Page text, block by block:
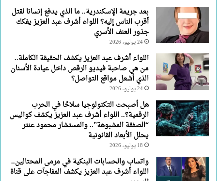
جذور
العنف
الأسري
بعد جريمة الإسكندرية.. ما الذي يدفع إنسانا لقتل
أقرب الناس إليه؟ اللواء أشرف عبد العزيز يفكك
جذور العنف الأسري
24 يوليو، 2026
اللواء أشرف عبد العزيز يكشف الحقيقة الكاملة..
من هي صاحبة فيديو الرقص داخل عيادة الأسنان
الذي أشعل مواقع التواصل؟
24 يوليو، 2026
هل أصبحت التكنولوجيا سلاحًا في الحرب
الرقمية؟.. اللواء أشرف عبد العزيز يكشف كواليس
“الصفقة المشبوهة”.. والمستشار محمود عنتر
يحلل الأبعاد القانونية
18 يوليو، 2026
واتساب والحسابات البنكية في مرمى المحتالين..
اللواء أشرف عبد العزيز يكشف المفاجآت على قناة